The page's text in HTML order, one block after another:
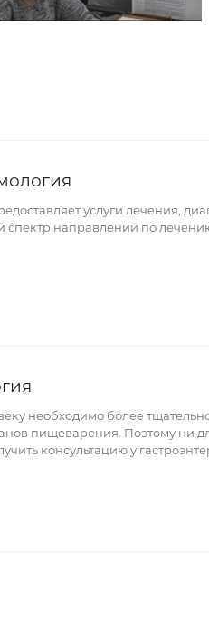
услуги лечения,
направлений по
необходимо более
пищеварения. Поэтому ни
консультацию у